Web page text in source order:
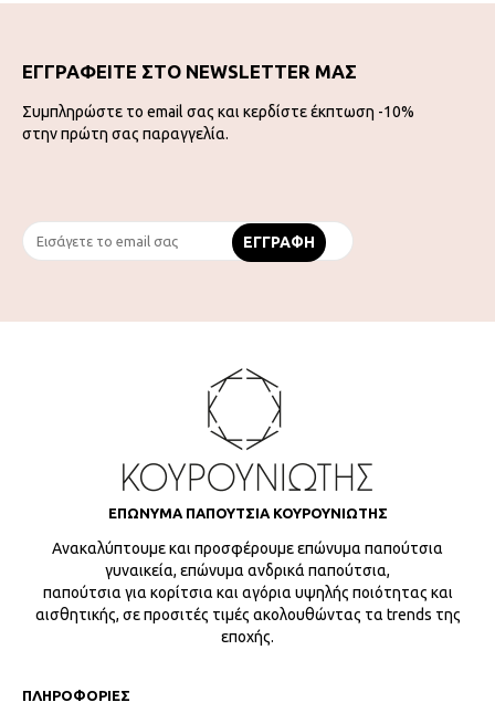
ΕΓΓΡΑΦΕΙΤΕ ΣΤΟ NEWSLETTER ΜΑΣ
Συμπληρώστε το email σας και κερδίστε έκπτωση -10%
στην πρώτη σας παραγγελία.
ΕΠΩΝΥΜΑ ΠΑΠΟΥΤΣΙΑ ΚΟΥΡΟΥΝΙΩΤΗΣ
Ανακαλύπτουμε και προσφέρουμε επώνυμα παπούτσια
γυναικεία, επώνυμα ανδρικά παπούτσια,
παπούτσια για κορίτσια και αγόρια υψηλής ποιότητας και
αισθητικής, σε προσιτές τιμές ακολουθώντας τα trends της
εποχής.
ΠΛΗΡΟΦΟΡΙΕΣ